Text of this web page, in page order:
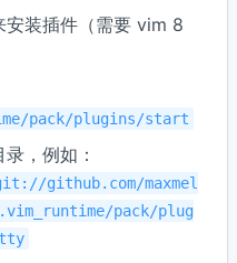
安装插件（需要 vim 8
pack/plugins/start
，例如：
github.com/maxmel
pack/plug